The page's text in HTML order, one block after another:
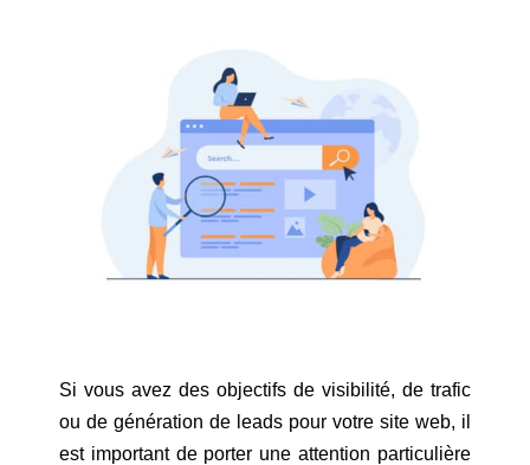
Si vous avez des objectifs de visibilité, de trafic
ou de génération de leads pour votre site web, il
est important de porter une attention particulière